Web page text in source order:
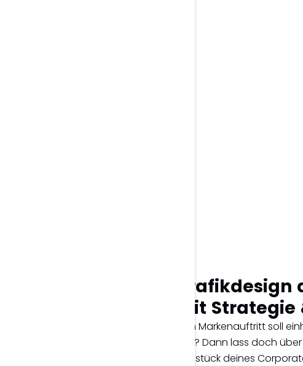
Grafikdesign
mit
Dein Markenauftritt soll
sein? Dann lass doch
Herzstück deines